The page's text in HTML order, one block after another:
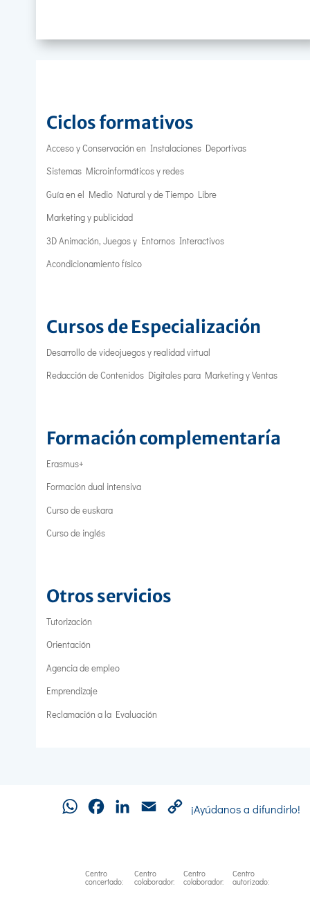
Ciclos formativos
Acceso y Conservación en Instalaciones Deportivas
Sistemas Microinformáticos y redes
Guía en el Medio Natural y de Tiempo Libre
Marketing y publicidad
3D Animación, Juegos y Entornos Interactivos
Acondicionamiento físico
Cursos de Especialización
Desarrollo de videojuegos y realidad virtual
Redacción de Contenidos Digitales para Marketing y Ventas
Formación complementaría
Erasmus+
Formación dual intensiva
Curso de euskara
Curso de inglés
Otros servicios
Tutorización
Orientación
Agencia de empleo
Emprendizaje
Reclamación a la Evaluación
WhatsAppFacebookLinkedInEmail
Copy
¡Ayúdanos a difundirlo!
Centro
concertado:
Centro
colaborador:
Centro
colaborador:
Centro
autorizado: